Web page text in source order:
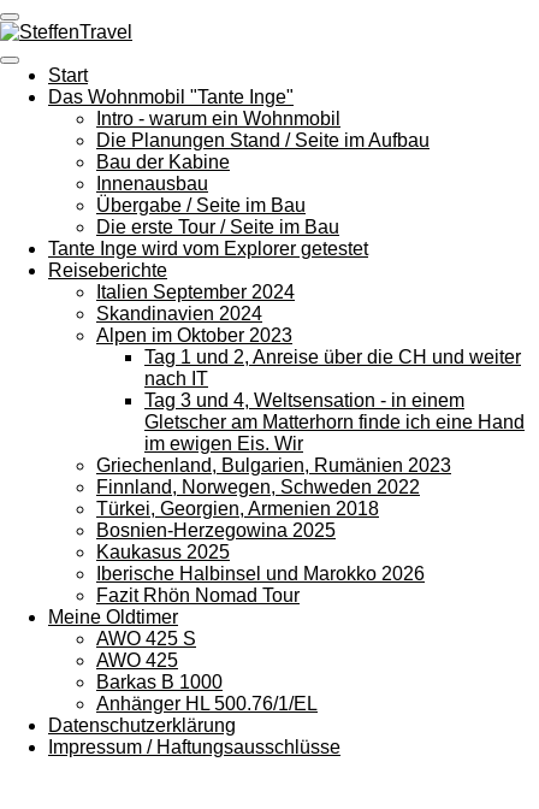
Zum
Hauptinhalt
springen
Start
Das Wohnmobil "Tante Inge"
Intro - warum ein Wohnmobil
Die Planungen Stand / Seite im Aufbau
Bau der Kabine
Innenausbau
Übergabe / Seite im Bau
Die erste Tour / Seite im Bau
Tante Inge wird vom Explorer getestet
Reiseberichte
Italien September 2024
Skandinavien 2024
Alpen im Oktober 2023
Tag 1 und 2, Anreise über die CH und weiter
nach IT
Tag 3 und 4, Weltsensation - in einem
Gletscher am Matterhorn finde ich eine Hand
im ewigen Eis. Wir
Griechenland, Bulgarien, Rumänien 2023
Finnland, Norwegen, Schweden 2022
Türkei, Georgien, Armenien 2018
Bosnien-Herzegowina 2025
Kaukasus 2025
Iberische Halbinsel und Marokko 2026
Fazit Rhön Nomad Tour
Meine Oldtimer
AWO 425 S
AWO 425
Barkas B 1000
Anhänger HL 500.76/1/EL
Datenschutzerklärung
Impressum / Haftungsausschlüsse